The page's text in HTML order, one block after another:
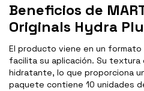
Beneficios de
Originals Hydra
El producto viene en un formato
facilita su aplicación. Su textura
hidratante, lo que proporciona
paquete contiene 10 unidades